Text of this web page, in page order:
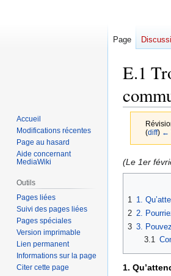
E.1
(diff) ←
Aller
à
navigation
Aller
à
recherche
(Le 1er
1
1.
2 2.
3 3.
3.1
1.
Page
Accueil
Modifications récentes
Page au hasard
Aide concernant
MediaWiki
Outils
Pages liées
Suivi des pages liées
Pages spéciales
Version imprimable
Lien permanent
Informations sur la page
Citer cette page